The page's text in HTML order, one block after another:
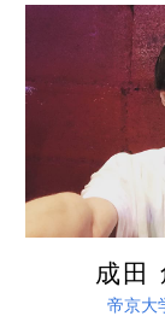
詳しく
成田
帝京大